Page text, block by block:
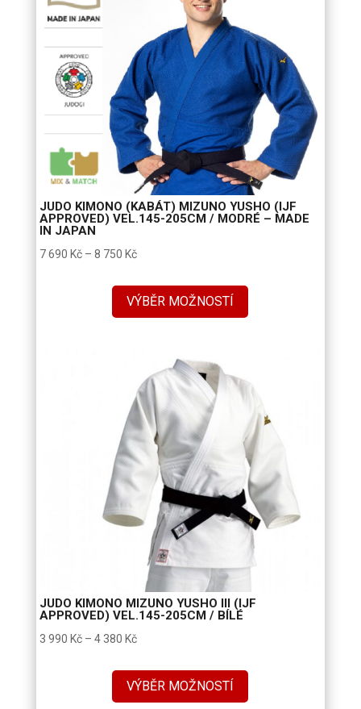
JUDO KIMONO (KABÁT) MIZUNO YUSHO (IJF
APPROVED) VEL.145-205CM / MODRÉ – MADE
IN JAPAN
7 690Kč – 8 750KčRozpětí
7
690 Kč
750 Kč
VÝBĚR MOŽNOSTÍ
JUDO KIMONO MIZUNO YUSHO III (IJF
APPROVED) VEL.145-205CM / BÍLÉ
3 990 Kč – 4 380 KčRozpětí
3
990 Kč
VÝBĚR MOŽNOSTÍ